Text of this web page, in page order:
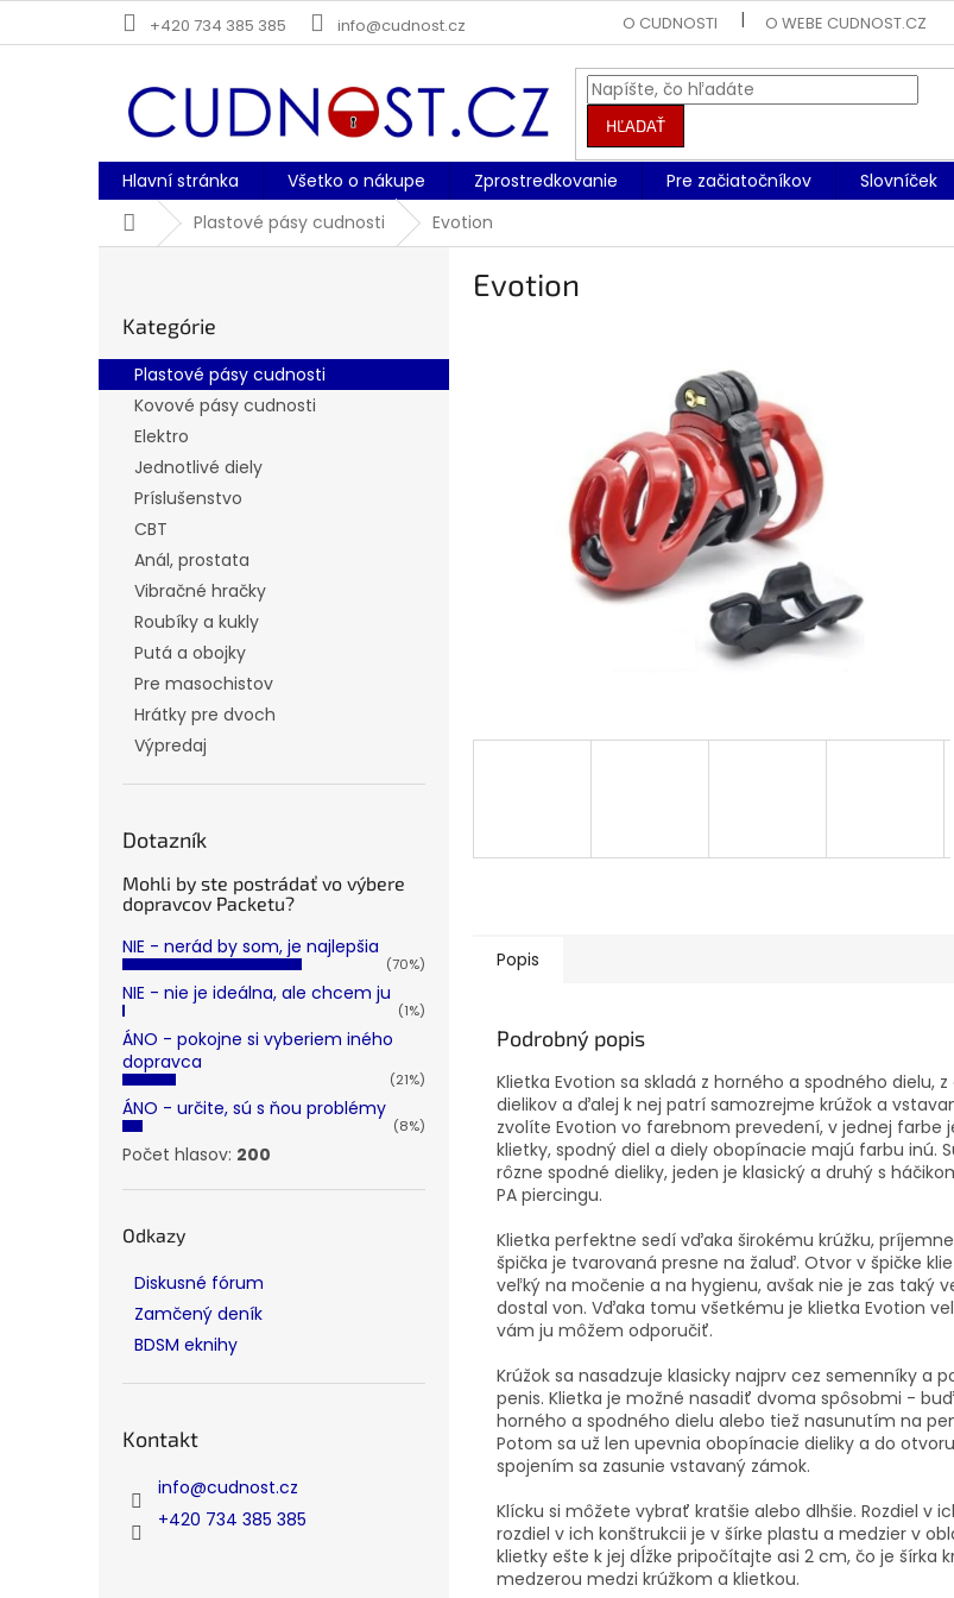
+420 734 385 385 info@cudnost.cz O CUDNOSTI O WEBE CUDNOST.CZ
HĽADAŤ
Hlavní stránka Všetko o nákupe Zprostredkovanie Pre začiatočníkov Slovníček
DomovPlastové pásy cudnosti Evotion
ý
p
kategórie
Kategórie
Plastové pásy cudnosti
Kovové pásy cudnosti
Elektro
Jednotlivé diely
Príslušenstvo
CBT
Anál, prostata
Vibračné hračky
Roubíky a kukly
Putá a obojky
Pre masochistov
Hrátky pre dvoch
Výpredaj
Dotazník
Mohli by ste postrádať vo výbere
dopravcov Packetu?
NIE - nerád by som, je najlepšia
(70%)
NIE - nie je ideálna, ale chcem ju
(1%)
ÁNO - pokojne si vyberiem iného
dopravca
(21%)
ÁNO - určite, sú s ňou problémy
(8%)
Počet hlasov: 200
Odkazy
Diskusné fórum
Zamčený deník
BDSM eknihy
Kontakt
info@cudnost.cz
+420 734 385 385
Evotion
Popis
Podrobný popis
Klietka Evotion sa skladá z horného a spodného dielu,
dielikov a ďalej k nej patrí samozrejme krúžok a
zvolíte Evotion vo farebnom prevedení, v jednej farbe
klietky, spodný diel a diely obopínacie majú farbu inú.
rôzne spodné dieliky, jeden je klasický a druhý s
PA piercingu.
Klietka perfektne sedí vďaka širokému krúžku,
špička je tvarovaná presne na žaluď. Otvor v špičke
veľký na močenie a na hygienu, avšak nie je zas taký
dostal von. Vďaka tomu všetkému je klietka Evotion
vám ju môžem odporučiť.
Krúžok sa nasadzuje klasicky najprv cez semenníky a
penis. Klietka je možné nasadiť dvoma spôsobmi -
horného a spodného dielu alebo tiež nasunutím na
Potom sa už len upevnia obopínacie dieliky a do
spojením sa zasunie vstavaný zámok.
Klícku si môžete vybrať kratšie alebo dlhšie. Rozdiel v
rozdiel v ich konštrukcii je v šírke plastu a medzier v
klietky ešte k jej dĺžke pripočítajte asi 2 cm, čo je šírka
medzerou medzi krúžkom a klietkou.